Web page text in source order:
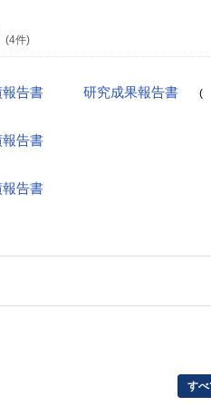
(4件)
報告書 研究成果報告書 (
報告書
報告書
す